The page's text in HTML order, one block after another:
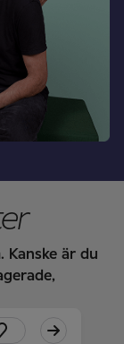
Kanske är du